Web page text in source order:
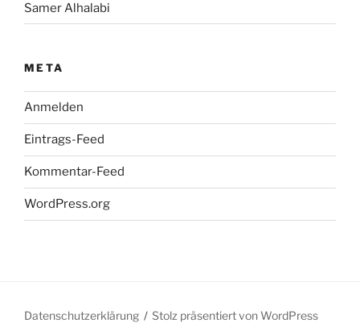
Samer Alhalabi
META
Anmelden
Eintrags-Feed
Kommentar-Feed
WordPress.org
Datenschutzerklärung Stolz präsentiert von WordPress